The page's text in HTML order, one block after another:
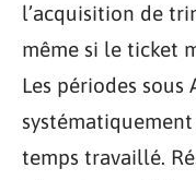
l’acquisition de
même si le ticket
Les périodes sous
temps travaillé.